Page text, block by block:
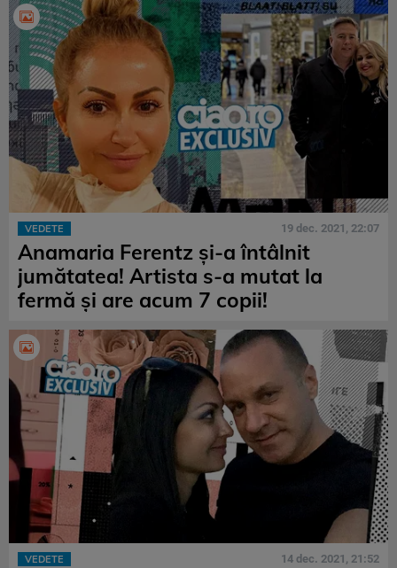
VEDETE 19 dec. 2021, 22:07
Anamaria Ferentz și-a întâlnit
jumătatea! Artista s-a mutat la
fermă și are acum 7 copii!
VEDETE 14 dec. 2021, 21:52